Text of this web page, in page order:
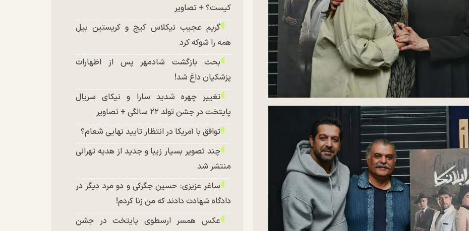
کیست؟ + تصاویر
گریم عجیب نیکلاس کیج و کریستین بیل
همه را شوکه کرد
بحث بازگشت شادمهر پس از اظهارات
پزشکیان داغ شد!
تغییر چهره شدید سارا و نیکای سریال
پایتخت در جشن تولد ۲۲ سالگی + تصاویر
توافق با آمریکا در انتظار تایید نهایی شعام؟
چند تصویر بسیار زیبا و جدید از هدیه تهرانی
منتشر شد
ساغر عزیزی: حسین جگرکی و دو مرد دیگر در
دادگاه شهادت دادند که من زنا کردم!
عکس همسر ارسطوی پایتخت در جشن